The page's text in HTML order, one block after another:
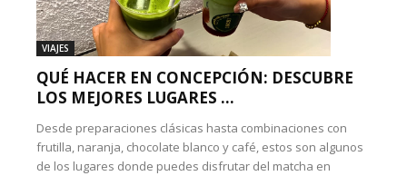
VIAJES
QUÉ HACER EN CONCEPCIÓN: DESCUBRE
LOS MEJORES LUGARES ...
Desde preparaciones clásicas hasta combinaciones con
frutilla, naranja, chocolate blanco y café, estos son algunos
de los lugares donde puedes disfrutar del matcha en